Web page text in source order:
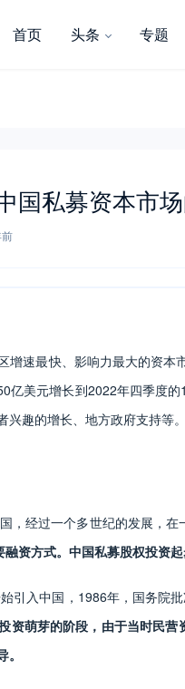
首页 头条 专题
国私募资本市
前
增速最快、影响力最大的资
亿美元增长到2022年四季度
趣的增长、地方政府支持等。
，经过一个多世纪的发展，
资方式。中国私募股权投资起
引入中国，1986年，国务院
资萌芽的阶段，由于当时民